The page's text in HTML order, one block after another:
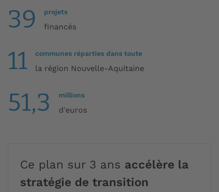
39 projets
financés
11 communes réparties dans toute
la région Nouvelle-Aquitaine
51,3 millions
d'euros
Ce plan sur 3 ans accélère la
stratégie de transition